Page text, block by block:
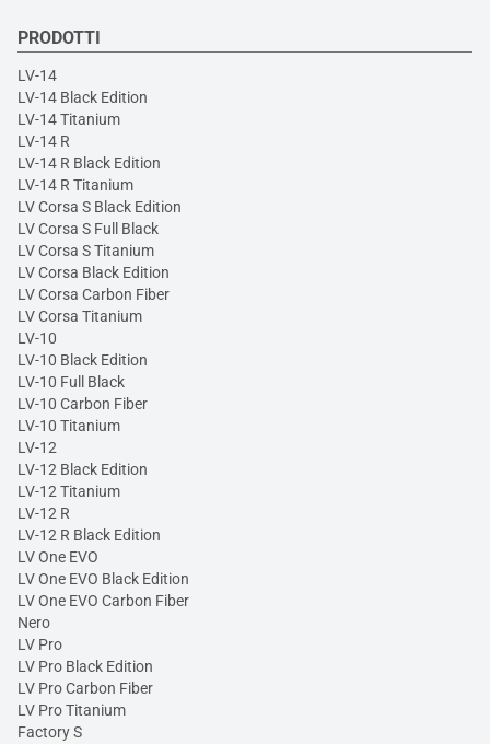
PRODOTTI
LV-14
LV-14 Black Edition
LV-14 Titanium
LV-14 R
LV-14 R Black Edition
LV-14 R Titanium
LV Corsa S Black Edition
LV Corsa S Full Black
LV Corsa S Titanium
LV Corsa Black Edition
LV Corsa Carbon Fiber
LV Corsa Titanium
LV-10
LV-10 Black Edition
LV-10 Full Black
LV-10 Carbon Fiber
LV-10 Titanium
LV-12
LV-12 Black Edition
LV-12 Titanium
LV-12 R
LV-12 R Black Edition
LV One EVO
LV One EVO Black Edition
LV One EVO Carbon Fiber
Nero
LV Pro
LV Pro Black Edition
LV Pro Carbon Fiber
LV Pro Titanium
Factory S